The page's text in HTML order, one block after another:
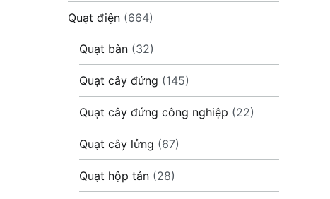
Quạt điện (664)
Quạt bàn (32)
Quạt cây đứng (145)
Quạt cây đứng công nghiệp (22)
Quạt cây lửng (67)
Quạt hộp tản (28)